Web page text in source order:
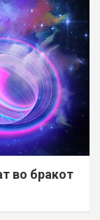
во бракот